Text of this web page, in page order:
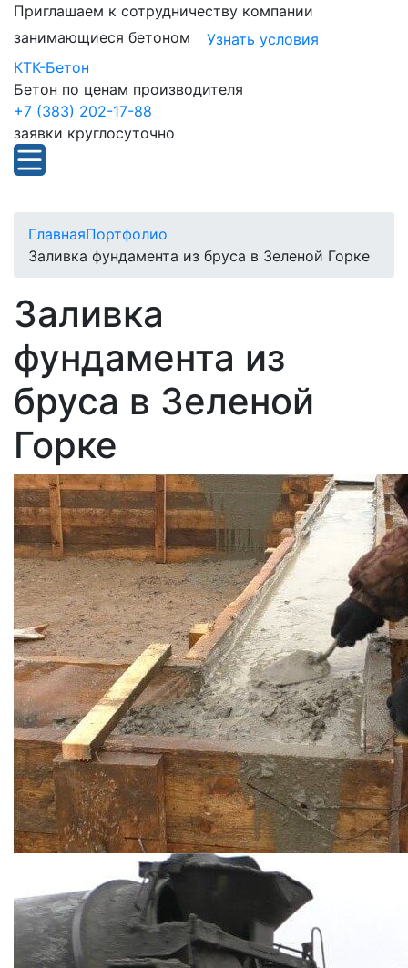
Приглашаем к сотрудничеству компании
занимающиеся бетоном
Узнать условия
КТК-Бетон
Бетон по ценам производителя
+7 (383) 202-17-88
заявки круглосуточно
ГлавнаяПортфолио
Заливка фундамента из бруса в Зеленой Горке
Заливка
фундамента из
бруса в Зеленой
Горке